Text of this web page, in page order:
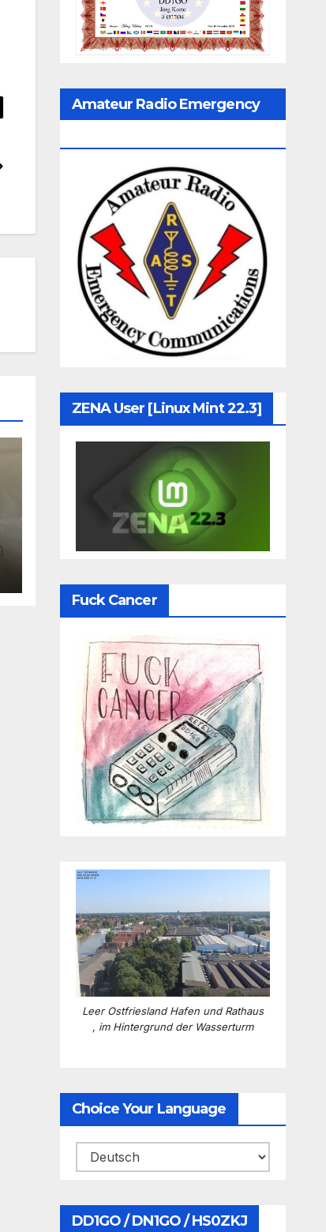
Amateur Radio Emergency
ZENA User [Linux Mint 22.3]
Fuck Cancer
Leer Ostfriesland Hafen und Rathaus
, im Hintergrund der Wasserturm
Choice Your Language
DD1GO / DN1GO / HS0ZKJ